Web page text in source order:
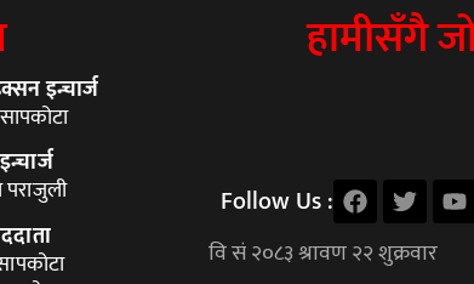
इन्चार्ज
पराजुली
हामीसँगै
Follow Us :